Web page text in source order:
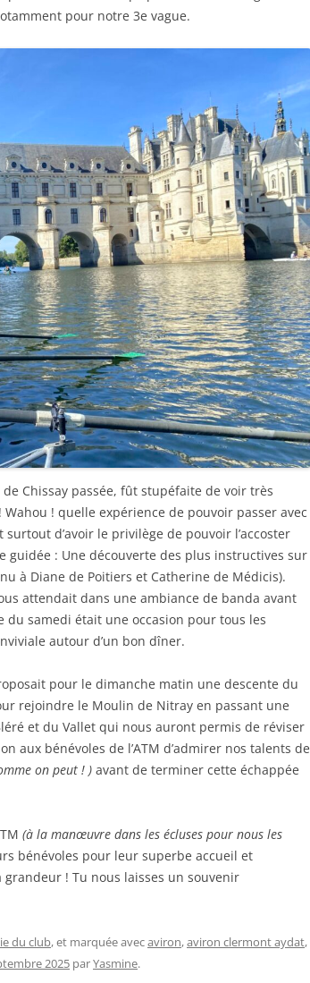
pour notre 3e vague.
Chissay passée, fût stupéfaite de voir très
! quelle expérience de pouvoir passer avec
d’avoir le privilège de pouvoir l’accoster
guidée : Une découverte des plus instructives sur
à Diane de Poitiers et Catherine de Médicis).
attendait dans une ambiance de banda avant
du samedi était une occasion pour tous les
autour d’un bon dîner.
pour le dimanche matin une descente du
rejoindre le Moulin de Nitray en passant une
et du Vallet qui nous auront permis de réviser
aux bénévoles de l’ATM d’admirer nos talents de
on peut ! ) avant de terminer cette échappée
(à la manœuvre dans les écluses pour nous les
bénévoles pour leur superbe accueil et
! Tu nous laisses un souvenir
du club, et marquée avecaviron,aviron clermont aydat,
2025 parYasmine.